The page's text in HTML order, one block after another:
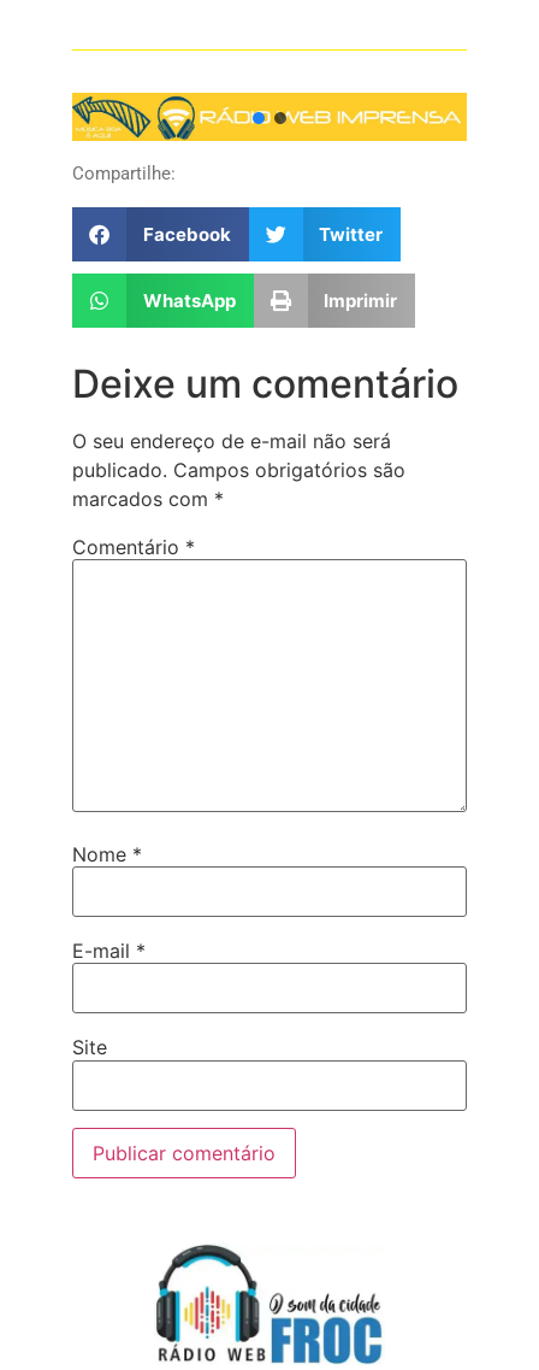
Compartilhe:
Facebook Twitter
WhatsApp Imprimir
Deixe um comentário
O seu endereço de e-mail não será
publicado. Campos obrigatórios são
marcados com *
Comentário *
Nome *
E-mail *
Site